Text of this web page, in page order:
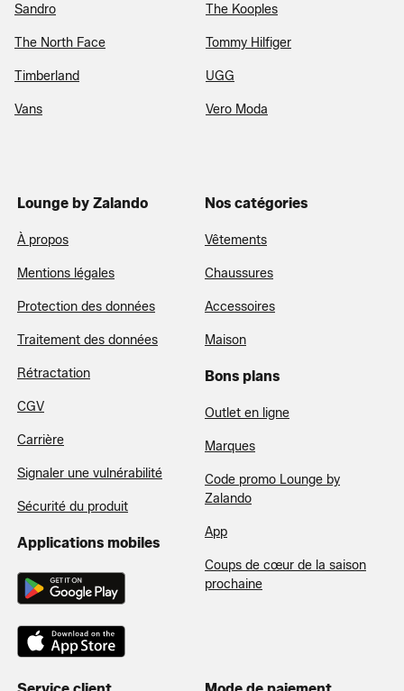
Sandro The Kooples
The North Face Tommy Hilfiger
Timberland UGG
Vans Vero Moda
Lounge by Zalando
À propos
Mentions légales
Protection des données
Traitement des données
Rétractation
CGV
Carrière
Signaler une vulnérabilité
Sécurité du produit
Applications mobiles
Nos catégories
Vêtements
Chaussures
Accessoires
Maison
Bons plans
Outlet en ligne
Marques
Code promo Lounge by
Zalando
App
Coups de cœur de la saison
prochaine